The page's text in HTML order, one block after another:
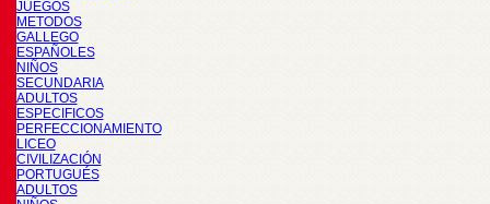
JUEGOS
METODOS
GALLEGO
ESPAÑOLES
NIÑOS
SECUNDARIA
ADULTOS
ESPECIFICOS
PERFECCIONAMIENTO
LICEO
CIVILIZACIÓN
PORTUGUÉS
ADULTOS